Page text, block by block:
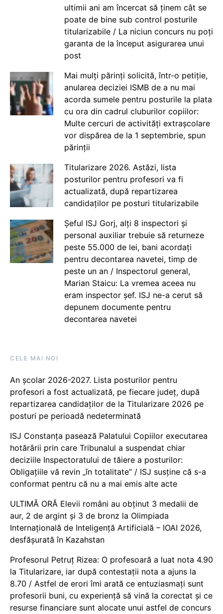
ultimii ani am încercat să ținem cât se
poate de bine sub control posturile
titularizabile / La niciun concurs nu poți
garanta de la început asigurarea unui
post
Mai mulți părinți solicită, într-o petiție,
anularea deciziei ISMB de a nu mai
acorda sumele pentru posturile la plata
cu ora din cadrul cluburilor copiilor:
Multe cercuri de activități extrașcolare
vor dispărea de la 1 septembrie, spun
părinții
Titularizare 2026. Astăzi, lista
posturilor pentru profesori va fi
actualizată, după repartizarea
candidaților pe posturi titularizabile
Șeful ISJ Gorj, alți 8 inspectori și
personal auxiliar trebuie să returneze
peste 55.000 de lei, bani acordați
pentru decontarea navetei, timp de
peste un an / Inspectorul general,
Marian Staicu: La vremea aceea nu
eram inspector șef. ISJ ne-a cerut să
depunem documente pentru
decontarea navetei
CELE MAI NOI
An școlar 2026-2027. Lista posturilor pentru
profesori a fost actualizată, pe fiecare județ, după
repartizarea candidaților de la Titularizare 2026 pe
posturi pe perioadă nedeterminată
ISJ Constanța pasează Palatului Copiilor executarea
hotărârii prin care Tribunalul a suspendat chiar
deciziile Inspectoratului de tăiere a posturilor:
Obligațiile vă revin „în totalitate” / ISJ susține că s-a
conformat pentru că nu a mai emis alte acte
ULTIMĂ ORĂ Elevii români au obținut 3 medalii de
aur, 2 de argint și 3 de bronz la Olimpiada
Internațională de Inteligență Artificială – IOAI 2026,
desfășurată în Kazahstan
Profesorul Petruț Rizea: O profesoară a luat nota 4.90
la Titularizare, iar după contestații nota a ajuns la
8.70 / Astfel de erori îmi arată ce entuziasmați sunt
profesorii buni, cu experiență să vină la corectat și ce
resurse financiare sunt alocate unui astfel de concurs